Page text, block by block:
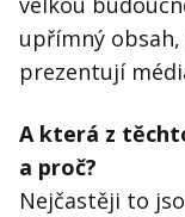
upřímný
prezentují
A která z
a proč?
Nejčastěji to